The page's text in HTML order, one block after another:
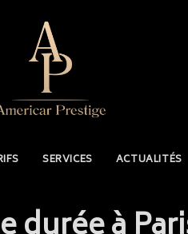
SERVICES ACTUALITÉS